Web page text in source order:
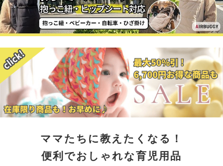
ママたちに教えたくなる！
便利でおしゃれな育児用品